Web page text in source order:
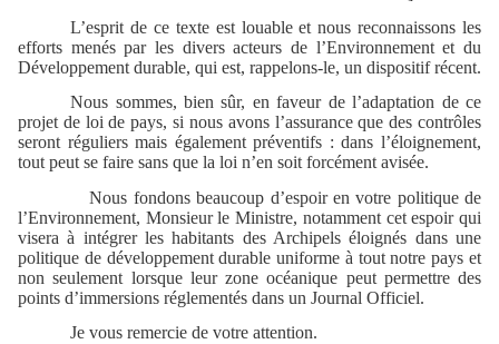
L’esprit de ce texte est louable et nous reconnaissons les
efforts menés par les divers acteurs de l’Environnement et du
Développement durable, qui est, rappelons-le, un dispositif récent.
Nous sommes, bien sûr, en faveur de l’adaptation de ce
projet de loi de pays, si nous avons l’assurance que des contrôles
seront réguliers mais également préventifs : dans l’éloignement,
tout peut se faire sans que la loi n’en soit forcément avisée.
Nous fondons beaucoup d’espoir en votre politique de
l’Environnement, Monsieur le Ministre, notamment cet espoir qui
visera à intégrer les habitants des Archipels éloignés dans une
politique de développement durable uniforme à tout notre pays et
non seulement lorsque leur zone océanique peut permettre des
points d’immersions réglementés dans un Journal Officiel.
Je vous remercie de votre attention.